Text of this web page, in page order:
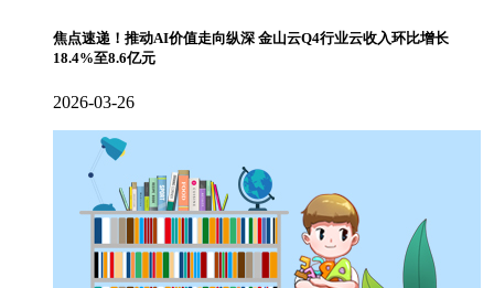
焦点速递！推动AI价值走向纵深 金山云Q4行业云收入环比增长
18.4%至8.6亿元
2026-03-26